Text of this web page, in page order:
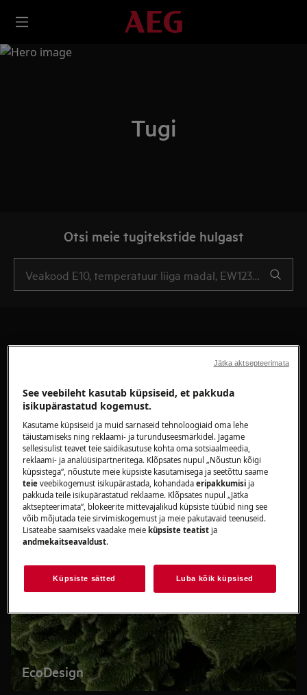
Tugi
Otsi meie tugitekstide hulgast
Saa rohkem teavet oma toote kohta
Leia siit kogu vajalik teave - alates alustamisest kuni
nõuanneteni, kuidas oma toodet kõige paremini
hooldada, tõrkeotsingut teha või seda parandada.
EcoDesign
See veebileht kasutab küpsiseid, et pakkuda
isikupärastatud kogemust.
Kasutame küpsiseid ja muid sarnaseid tehnoloogiaid oma lehe
täiustamiseks ning reklaami- ja turunduseesmärkidel. Jagame
sellesisulist teavet teie saidikasutuse kohta oma sotsiaalmeedia,
reklaami- ja analüüsipartneritega. Klõpsates nupul „Nõustun kõigi
küpsistega“, nõustute meie küpsiste kasutamisega ja seetõttu saame
teie veebikogemust isikupärastada, kohandadaeripakkumisi ja
pakkuda teile isikupärastatud reklaame. Klõpsates nupul „Jätka
aktsepteerimata“, blokeerite mittevajalikud küpsiste tüübid ning see
võib mõjutada teie sirvimiskogemust ja meie pakutavaid teenuseid.
Lisateabe saamiseks vaadake meie küpsiste teatist ja
andmekaitseavaldust.
Küpsiste sätted Luba kõik küpsised
Jätka aktsepteerimata